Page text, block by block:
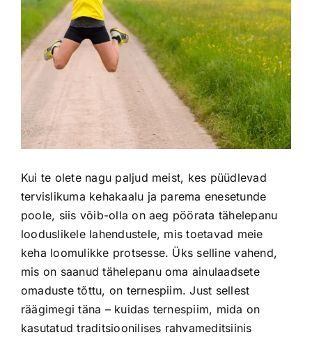
Kui te olete nagu paljud meist, kes püüdlevad
tervislikuma kehakaalu ja parema enesetunde
poole, siis võib-olla on aeg pöörata tähelepanu
looduslikele lahendustele, mis toetavad meie
keha loomulikke protsesse. Üks selline vahend,
mis on saanud tähelepanu oma ainulaadsete
omaduste tõttu, on ternespiim. Just sellest
räägimegi täna – kuidas ternespiim, mida on
kasutatud traditsioonilises rahvameditsiinis